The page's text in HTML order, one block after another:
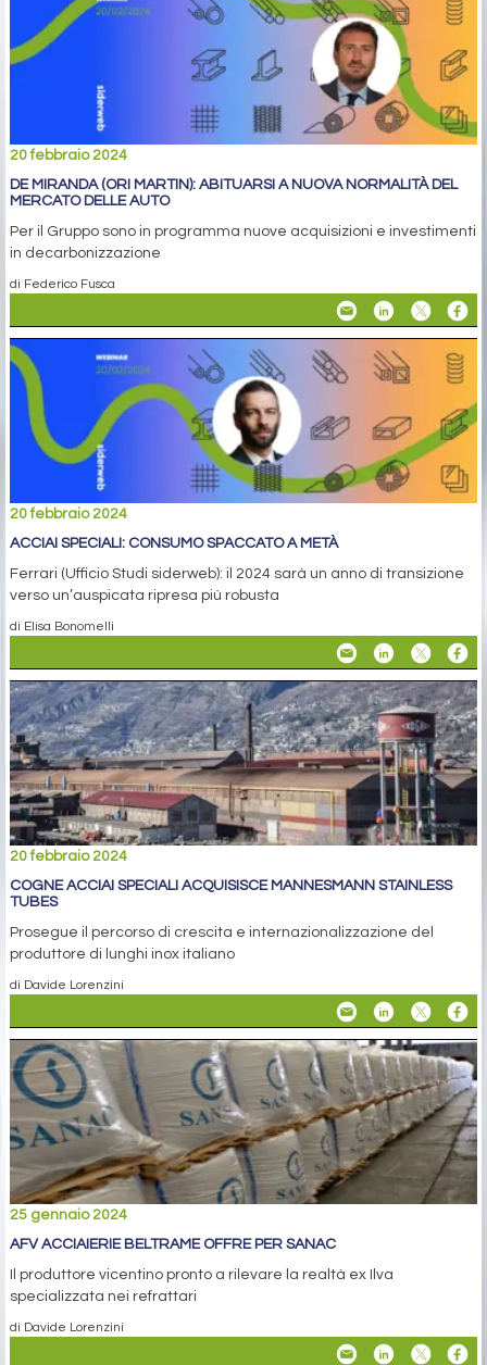
20 febbraio 2024
DE MIRANDA (ORI MARTIN): ABITUARSI A NUOVA NORMALITÀ DEL
MERCATO DELLE AUTO
Per il Gruppo sono in programma nuove acquisizioni e investimenti
in decarbonizzazione
di Federico Fusca
20 febbraio 2024
ACCIAI SPECIALI: CONSUMO SPACCATO A METÀ
Ferrari (Ufficio Studi siderweb): il 2024 sarà un anno di transizione
verso un’auspicata ripresa più robusta
di Elisa Bonomelli
20 febbraio 2024
COGNE ACCIAI SPECIALI ACQUISISCE MANNESMANN STAINLESS
TUBES
Prosegue il percorso di crescita e internazionalizzazione del
produttore di lunghi inox italiano
di Davide Lorenzini
25 gennaio 2024
AFV ACCIAIERIE BELTRAME OFFRE PER SANAC
Il produttore vicentino pronto a rilevare la realtà ex Ilva
specializzata nei refrattari
di Davide Lorenzini